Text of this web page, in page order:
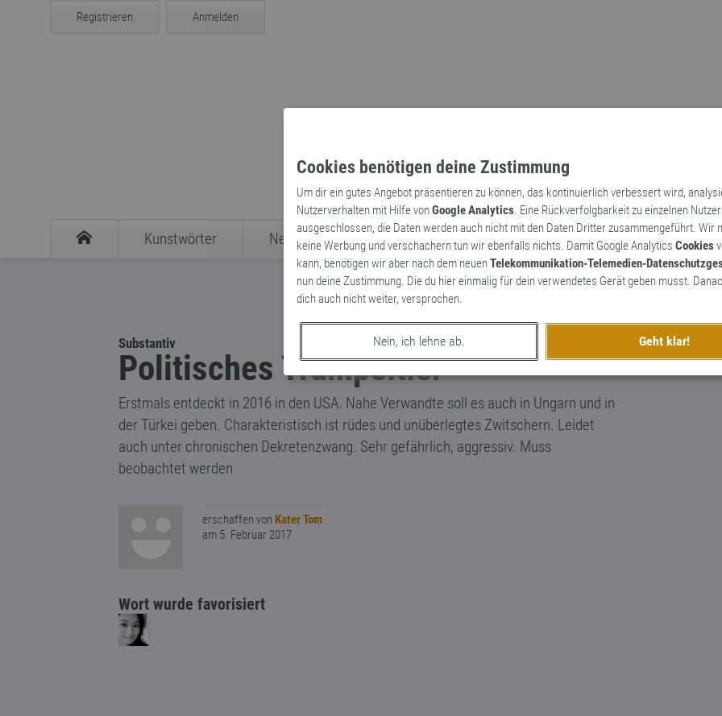
Cookies benötigen deine Zustimmung
Um dir ein gutes Angebot präsentieren zu können, das kontinuierlich verbessert wird,
Nutzerverhalten mit Hilfe vonGoogle Analytics. Eine Rückverfolgbarkeit zu einzelnen
ausgeschlossen, die Daten werden auch nicht mit den Daten Dritter zusammengeführt. Wir
keine Werbung und verschachern tun wir ebenfalls nichts. Damit Google Analytics Cookies
kann, benötigen wir aber nach dem neuenTelekommunikation-Telemedien-
nun deine Zustimmung. Die du hier einmalig für dein verwendetes Gerät geben musst.
dich auch nicht weiter, versprochen.
Nein, ich lehne ab. Geht klar!
Registrieren Anmelden
Kunstwörter Neologismen Archaismen Markennamen
Substantiv
Politisches Trumpeltier
Erstmals entdeckt in 2016 in den USA. Nahe Verwandte soll es auch in Ungarn und in
der Türkei geben. Charakteristisch ist rüdes und unüberlegtes Zwitschern. Leidet
auch unter chronischen Dekretenzwang. Sehr gefährlich, aggressiv. Muss
beobachtet werden
erschaffen von Kater Tom
am 5. Februar 2017
Wort wurde favorisiert